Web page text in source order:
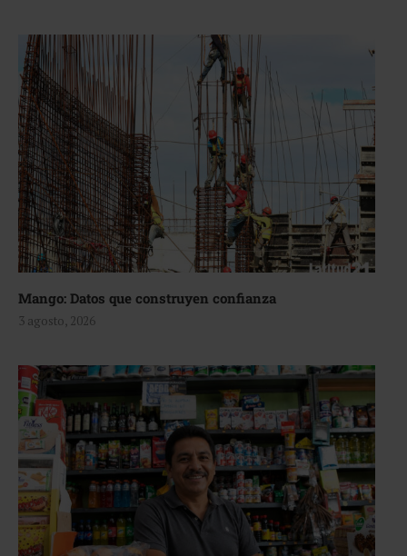
Mango: Datos que construyen confianza
3 agosto, 2026